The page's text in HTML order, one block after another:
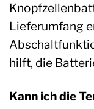
Lieferumfang
hilft, die
Kann ich die